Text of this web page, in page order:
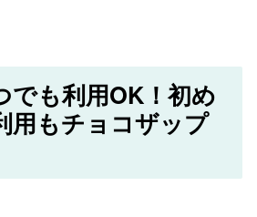
でも利用OK！初め
用もチョコザップ